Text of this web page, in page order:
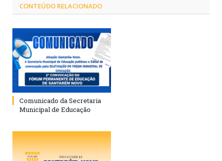
CONTEÚDO RELACIONADO
Comunicado da Secretaria
Municipal de Educação